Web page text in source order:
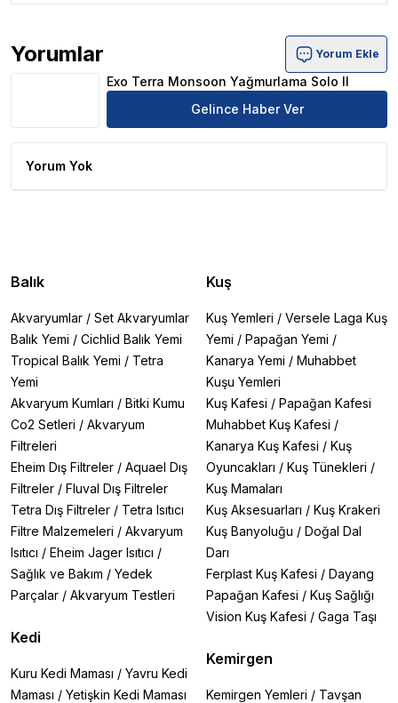
Yorumlar
Exo Terra Monsoon Yağmurlama Solo II Ürün Yorumları
Yorum Ekle
Exo Terra Monsoon Yağmurlama Solo II
Gelince Haber Ver
Yorum Yok
Balık
Akvaryumlar / Set Akvaryumlar
Balık Yemi / Cichlid Balık Yemi
Tropical Balık Yemi / Tetra
Yemi
Akvaryum Kumları / Bitki Kumu
Co2 Setleri / Akvaryum
Filtreleri
Eheim Dış Filtreler / Aquael Dış
Filtreler / Fluval Dış Filtreler
Tetra Dış Filtreler / Tetra Isıtıcı
Filtre Malzemeleri / Akvaryum
Isıtıcı / Eheim Jager Isıtıcı /
Sağlık ve Bakım / Yedek
Parçalar / Akvaryum Testleri
Kedi
Kuru Kedi Maması / Yavru Kedi
Maması / Yetişkin Kedi Maması
Kuş
Kuş Yemleri / Versele Laga Kuş
Yemi / Papağan Yemi /
Kanarya Yemi / Muhabbet
Kuşu Yemleri
Kuş Kafesi / Papağan Kafesi
Muhabbet Kuş Kafesi /
Kanarya Kuş Kafesi / Kuş
Oyuncakları / Kuş Tünekleri /
Kuş Mamaları
Kuş Aksesuarları / Kuş Krakeri
Kuş Banyoluğu / Doğal Dal
Darı
Ferplast Kuş Kafesi / Dayang
Papağan Kafesi / Kuş Sağlığı
Vision Kuş Kafesi / Gaga Taşı
Kemirgen
Kemirgen Yemleri / Tavşan